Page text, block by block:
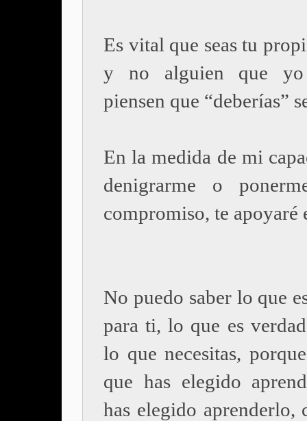
Es vital que seas tu
y no alguien que
piensen que “deberías”
En la medida de mi
denigrarme o
compromiso, te apoyaré
No puedo saber lo que
para ti, lo que es
lo que necesitas,
que has elegido
has elegido aprenderlo,